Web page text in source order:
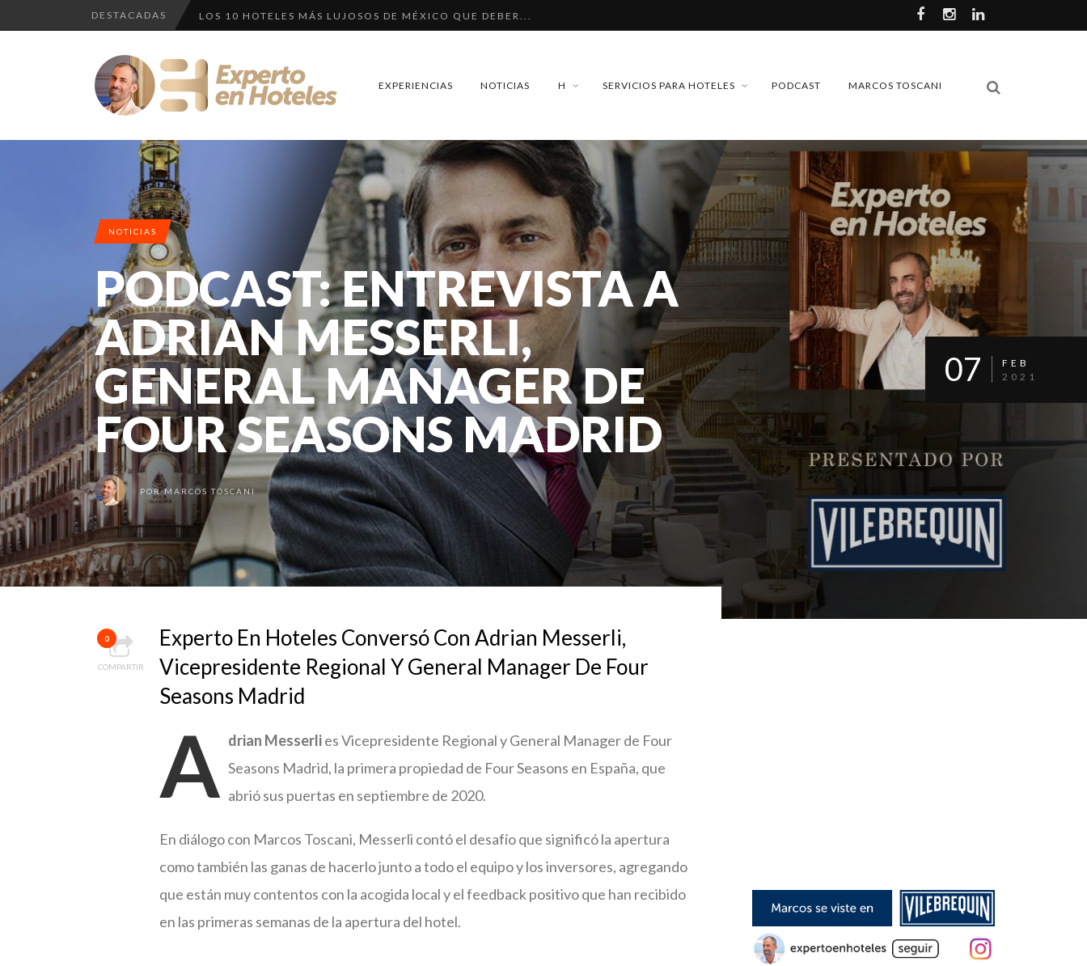
DESTACADAS LOS 10 HOTELES MÁS LUJOSOS DE MÉXICO QUE DEBER...
LLEGA EL HOTEL W PLAYA DEL CARMEN. ¿CUÁNDO SER...
EXPERIENCIA • INKATERRA LA CASONA: HISTORIA, L...
EXPERIENCIAS NOTICIAS H SERVICIOS PARA HOTELES PODCAST MARCOS TOSCANI
NOTICIAS
PODCAST: ENTREVISTA A
ADRIAN MESSERLI,
GENERAL MANAGER DE
FOUR SEASONS MADRID
PORMARCOS TOSCANI
07
FEB
2021
0
COMPARTIR
Experto En Hoteles Conversó Con Adrian Messerli,
Vicepresidente Regional Y General Manager De Four
Seasons Madrid
A drian Messerlies Vicepresidente Regional y General Manager de Four
Seasons Madrid, la primera propiedad de Four Seasons en España, que
abrió sus puertas en septiembre de 2020.
En diálogo con Marcos Toscani, Messerli contó el desafío que significó la apertura
como también las ganas de hacerlo junto a todo el equipo y los inversores, agregando
que están muy contentos con la acogida local y el feedback positivo que han recibido
en las primeras semanas de la apertura del hotel.